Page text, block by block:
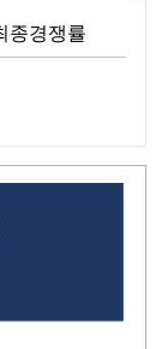
종경쟁률